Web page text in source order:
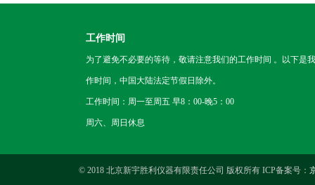
工作时间
为了避免不必要的等待，敬请注意我们的工作时间 。以下是
作时间，中国大陆法定节假日除外。
工作时间：周一至周五 早8：00-晚5：00
周六、周日休息
© 2018 北京新宇胜利仪器有限责任公司 版权所有 ICP备案号：